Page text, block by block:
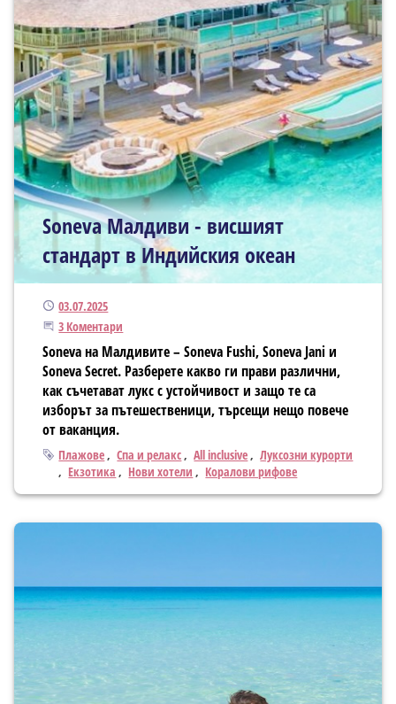
Soneva Малдиви - висшият
стандарт в Индийския океан
Публикуван
03.07.2025
Присъединете се към дискусията
3 Коментари
Soneva на Малдивите – Soneva Fushi, Soneva Jani и
Soneva Secret. Разберете какво ги прави различни,
как съчетават лукс с устойчивост и защо те са
изборът за пътешественици, търсещи нещо повече
от ваканция.
Тагове
Плажове Спа и релакс All inclusive
Луксозни курорти
Екзотика
Нови хотели Коралови рифове